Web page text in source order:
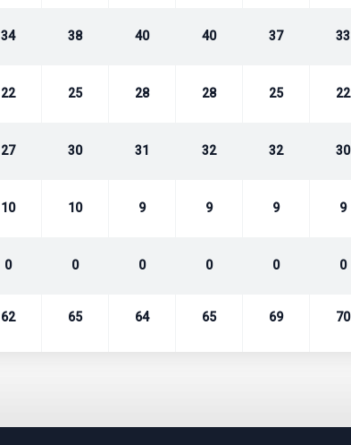
34 38 40 40 37 33
22 25 28 28 25 22
27 30 31 32 32 30
10 10 9 9 9 9
0 0 0 0 0 0
62 65 64 65 69 70